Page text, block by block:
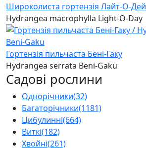
Широколиста гортензія Лайт-О-Дей
Hydrangea macrophylla Light-O-Day
Гортензія пильчаста Бені-Гаку
Hydrangea serrata Beni-Gaku
Садові рослини
Однорічники(32)
Багаторічники(1181)
Цибулинні(664)
Виткі(182)
Хвойні(261)